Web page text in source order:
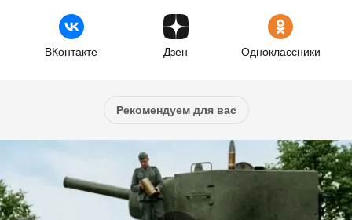
ВКонтакте Дзен Одноклассники
Рекомендуем для вас